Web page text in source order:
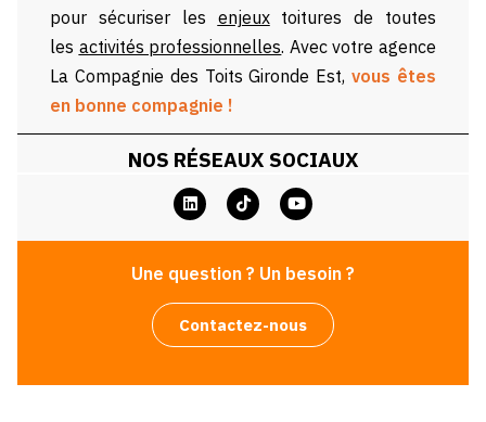
pour sécuriser les enjeuxtoitures de toutes
les activités professionnelles. Avec votre agence
La Compagnie des Toits Gironde Est,vous êtes
en bonne compagnie !
NOS RÉSEAUX SOCIAUX
Une question ? Un besoin ?
Contactez-nous